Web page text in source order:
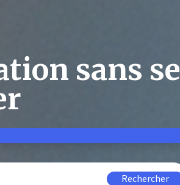
sans se
Rechercher